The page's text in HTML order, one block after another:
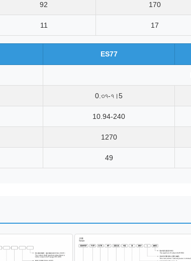
92 170
11 17
ES77
0.৩৭-৭।5
10.94-240
1270
49